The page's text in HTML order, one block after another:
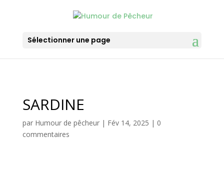
Sélectionner une page
SARDINE
par Humour de pêcheur| Fév 14, 2025 | 0
commentaires